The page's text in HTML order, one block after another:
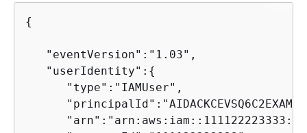
{
   "eventVersion":"1.03",
   "userIdentity":
{
      "type":"IAMUser",